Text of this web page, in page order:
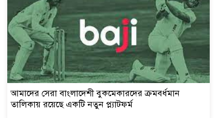
আমাদের সেরা বাংলাদেশী বুকমেকারদের ক্রমবর্ধমান
তালিকায় রয়েছে একটি নতুন প্ল্যাটফর্ম